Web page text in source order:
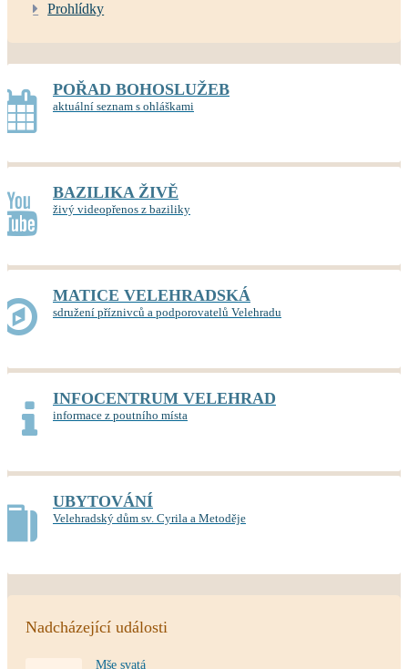
Prohlídky
POŘAD BOHOSLUŽEB
aktuální seznam s ohláškami
BAZILIKA ŽIVĚ
živý videopřenos z baziliky
MATICE VELEHRADSKÁ
sdružení příznivců a podporovatelů Velehradu
INFOCENTRUM VELEHRAD
informace z poutního místa
UBYTOVÁNÍ
Velehradský dům sv. Cyrila a Metoděje
Nadcházející události
Mše svatá